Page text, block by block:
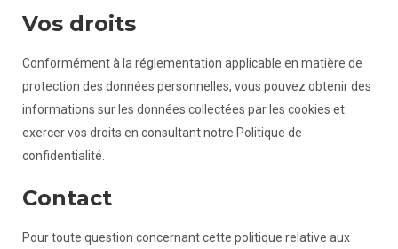
Vos droits
Conformément à la réglementation applicable en matière de
protection des données personnelles, vous pouvez obtenir des
informations sur les données collectées par les cookies et
exercer vos droits en consultant notre Politique de
confidentialité.
Contact
Pour toute question concernant cette politique relative aux